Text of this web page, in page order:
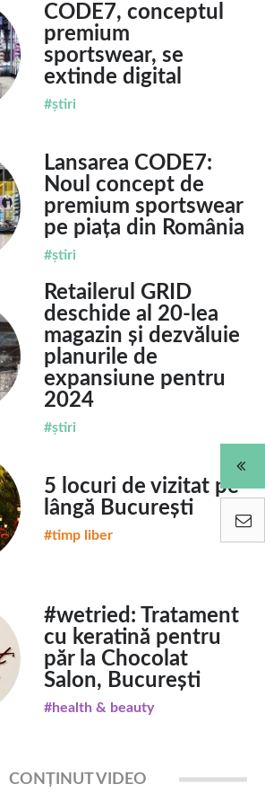
CODE7, conceptul
premium
sportswear, se
extinde digital
#știri
Lansarea CODE7:
Noul concept de
premium sportswear
pe piața din România
#știri
Retailerul GRID
deschide al 20-lea
magazin și dezvăluie
planurile de
expansiune pentru
2024
#știri
5 locuri de vizitat pe
lângă București
#timp liber
#wetried: Tratament
cu keratină pentru
păr la Chocolat
Salon, București
#health & beauty
CONȚINUT VIDEO